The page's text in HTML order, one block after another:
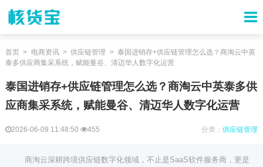
首页 电商资讯 供应链管理
泰国进销存+供应链管理怎么选？商淘云中英
泰多供应商集采系统，赋能曼谷、清迈华人数字化运营
泰国进销存+供应链管理怎么选？商淘云中英泰多供
应商集采系统，赋能曼谷、清迈华人数字化运营
2026-06-09 11:48:50 455 分类：供应链管理
商淘云深耕跨境供应链数字化领域，不止是SaaS软件服务商，更是